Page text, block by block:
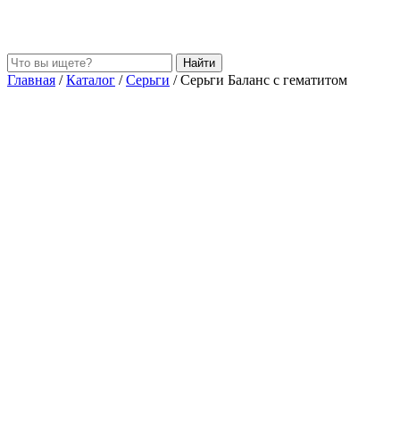
Найти
Главная / Каталог / Серьги / Серьги Баланс с гематитом